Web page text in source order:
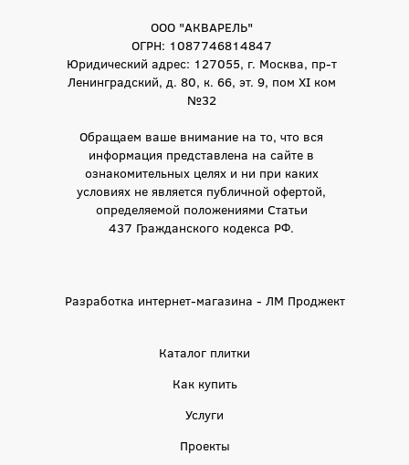
ООО "АКВАРЕЛЬ"
ОГРН: 1087746814847
Юридический адрес: 127055, г. Москва, пр-т
Ленинградский, д. 80, к. 66, эт. 9, пом XI ком
№32
Обращаем ваше внимание на то, что вся
информация представлена на сайте в
ознакомительных целях и ни при каких
условиях не является публичной офертой,
определяемой положениями Статьи
437 Гражданского кодекса РФ.
Разработка интернет-магазина - ЛМ Проджект
Каталог плитки
Как купить
Услуги
Проекты